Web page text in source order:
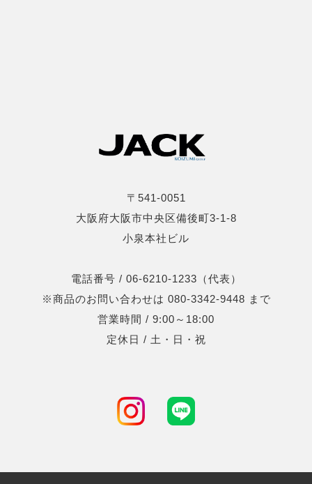
〒541-0051
大阪府大阪市中央区備後町3-1-8
小泉本社ビル
電話番号 / 06-6210-1233（代表）
※商品のお問い合わせは 080-3342-9448 まで
営業時間 / 9:00～18:00
定休日 / 土・日・祝